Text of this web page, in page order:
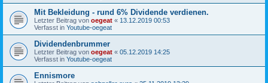
Mit Bekleidung - rund 6% Dividende verdienen.
Letzter Beitrag von oegeat « 13.12.2019 00:53
Verfasst in Youtube-oegeat
Dividendenbrummer
Letzter Beitrag von oegeat « 05.12.2019 14:25
Verfasst in Youtube-oegeat
Ennismore